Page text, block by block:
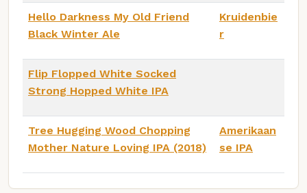
Hello Darkness My Old Friend
Black Winter Ale
Kruidenbie
r
Flip Flopped White Socked
Strong Hopped White IPA
Tree Hugging Wood Chopping
Mother Nature Loving IPA (2018)
Amerikaan
se IPA